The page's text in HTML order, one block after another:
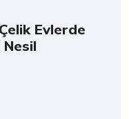
Evlerde
Nesil